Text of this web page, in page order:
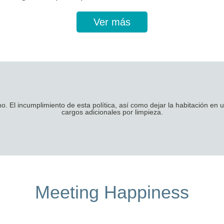
Ver más
El incumplimiento de esta política, así como dejar la habitación en
cargos adicionales por limpieza.
Meeting Happiness